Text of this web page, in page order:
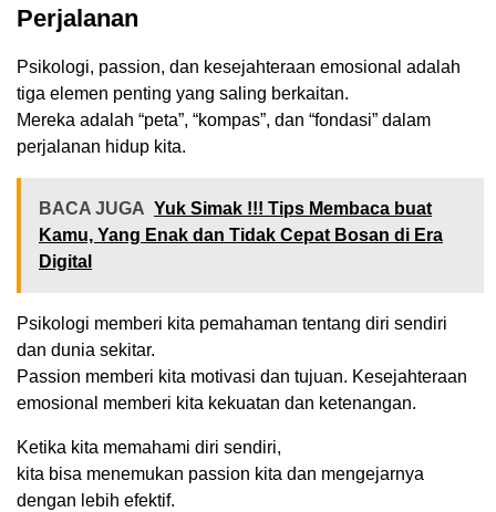
Perjalanan
Psikologi, passion, dan kesejahteraan emosional adalah
tiga elemen penting yang saling berkaitan.
Mereka adalah “peta”, “kompas”, dan “fondasi” dalam
perjalanan hidup kita.
BACA JUGA Yuk Simak !!! Tips Membaca buat
Kamu, Yang Enak dan Tidak Cepat Bosan di Era
Digital
Psikologi memberi kita pemahaman tentang diri sendiri
dan dunia sekitar.
Passion memberi kita motivasi dan tujuan. Kesejahteraan
emosional memberi kita kekuatan dan ketenangan.
Ketika kita memahami diri sendiri,
kita bisa menemukan passion kita dan mengejarnya
dengan lebih efektif.